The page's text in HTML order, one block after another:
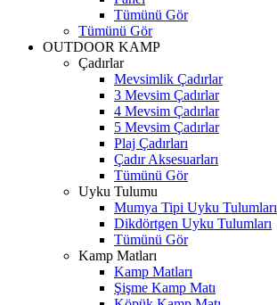
Tümünü Gör
Tümünü Gör
OUTDOOR KAMP
Çadırlar
Mevsimlik Çadırlar
3 Mevsim Çadırlar
4 Mevsim Çadırlar
5 Mevsim Çadırlar
Plaj Çadırları
Çadır Aksesuarları
Tümünü Gör
Uyku Tulumu
Mumya Tipi Uyku Tulumları
Dikdörtgen Uyku Tulumları
Tümünü Gör
Kamp Matları
Kamp Matları
Şişme Kamp Matı